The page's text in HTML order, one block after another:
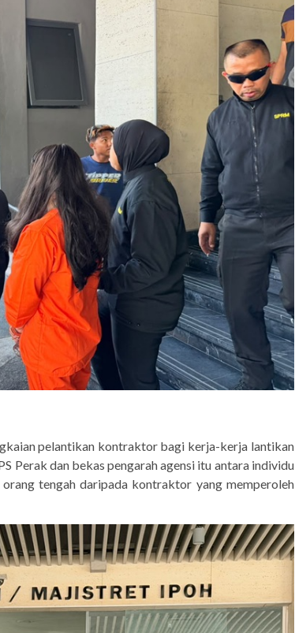
pelantikan kontraktor bagi kerja-kerja lantikan
Perak dan bekas pengarah agensi itu antara individu
tengah daripada kontraktor yang memperoleh